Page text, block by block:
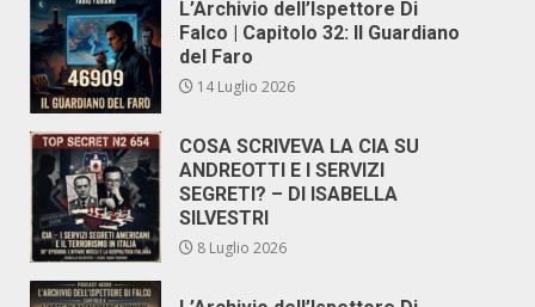
L’Archivio dell’Ispettore Di
Falco | Capitolo 32: Il Guardiano
del Faro
14 Luglio 2026
COSA SCRIVEVA LA CIA SU
ANDREOTTI E I SERVIZI
SEGRETI? – DI ISABELLA
SILVESTRI
8 Luglio 2026